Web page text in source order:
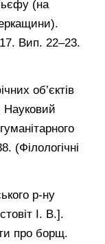
(на
Вип. 22–23.
об’єктів
Науковий
(Філологічні
р-ну
І. В.].
про борщ.